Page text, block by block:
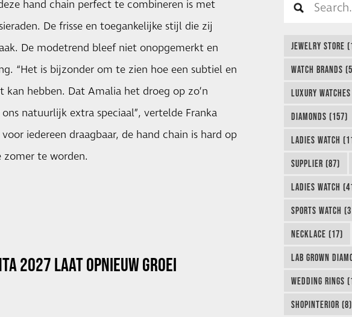
hand chain perfect te combineren is met
De frisse en toegankelijke stijl die zij
De modetrend bleef niet onopgemerkt en
“Het is bijzonder om te zien hoe een subtiel en
kan hebben. Dat Amalia het droeg op zo’n
natuurlijk extra speciaal”, vertelde Franka
iedereen draagbaar, de hand chain is hard op
zomer te worden.
2027 LAAT OPNIEUW GROEI
JEWELRY STORE
WATCH BRANDS
LUXURY
DIAMONDS (157)
LADIES WATCH
SUPPLIER (87)
LADIES WATCH
SPORTS WATCH
NECKLACE (17)
LAB GROWN
WEDDING RINGS
SHOPINTERIOR (8)